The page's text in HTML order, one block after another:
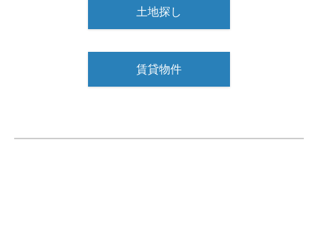
土地探し
賃貸物件